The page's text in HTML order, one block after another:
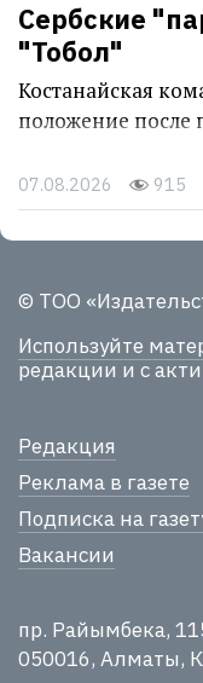
Сербские
"Тобол"
Костанайская
положение после
07.08.2026 915
© ТОО
Используйте
редакции и с
Редакция
Реклама в газете
Подписка на
Вакансии
пр. Райымбека,
050016, Алматы,